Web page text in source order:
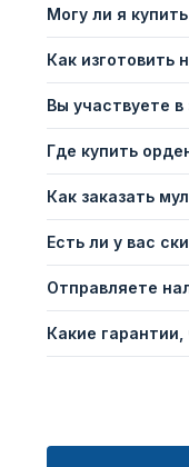
Могу ли я
Как изготовить
Вы участвуете
Где купить
Как заказать
Есть ли у вас
Отправляете
Какие гарантии,